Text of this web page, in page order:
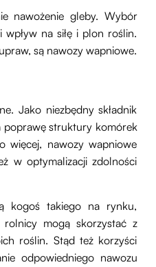
nawożenie gleby. Wybór
na siłę i plon roślin.
są nawozy wapniowe.
Jako niezbędny składnik
poprawę struktury komórek
więcej, nawozy wapniowe
w optymalizacji zdolności
kogoś takiego na rynku,
rolnicy mogą skorzystać z
roślin. Stąd też korzyści
odpowiedniego nawozu